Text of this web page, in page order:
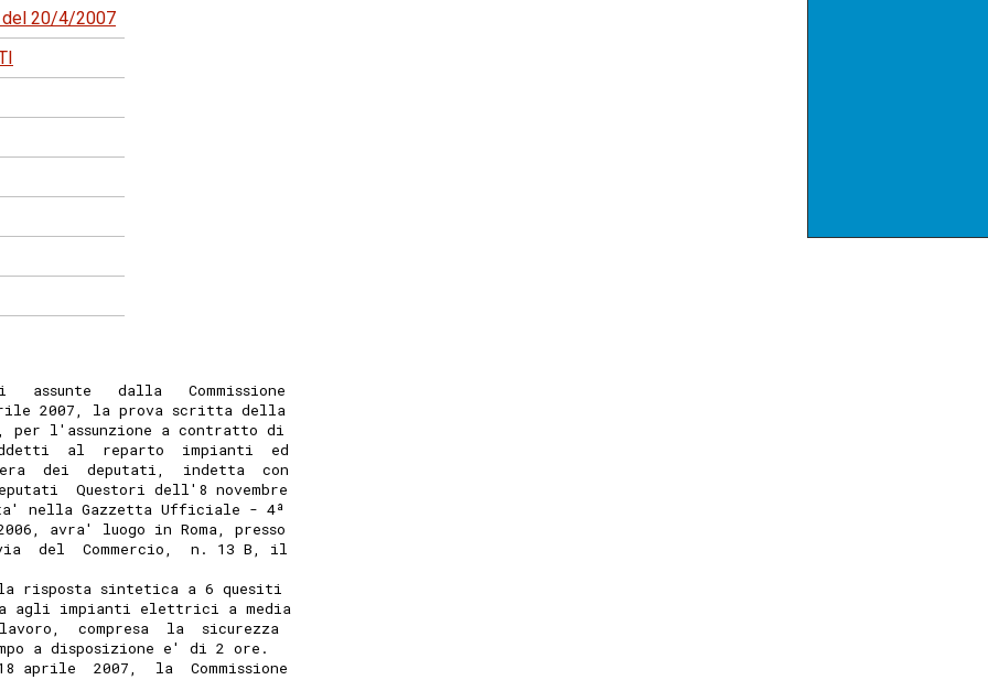
del 20/4/2007
assunte   dalla   Commissione
2007, la prova scritta della
per l'assunzione a contratto di
al  reparto  impianti  ed
dei  deputati,  indetta  con
Questori dell'8 novembre
nella Gazzetta Ufficiale - 4ª
avra' luogo in Roma, presso
del  Commercio,  n. 13 B, il
risposta sintetica a 6 quesiti
agli impianti elettrici a media
compresa  la  sicurezza
a disposizione e' di 2 ore.
aprile  2007,  la  Commissione